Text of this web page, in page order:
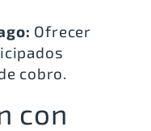
Ofrecer
cobro.
con